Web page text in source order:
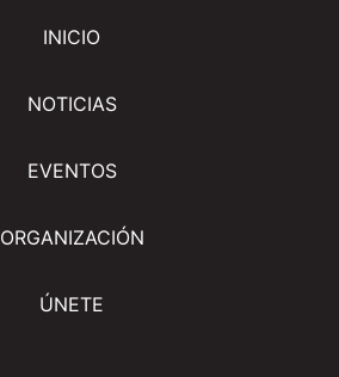
INICIO
NOTICIAS
EVENTOS
ORGANIZACIÓN
ÚNETE